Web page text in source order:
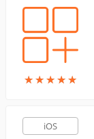
★★★★★
★★★★★
iOS